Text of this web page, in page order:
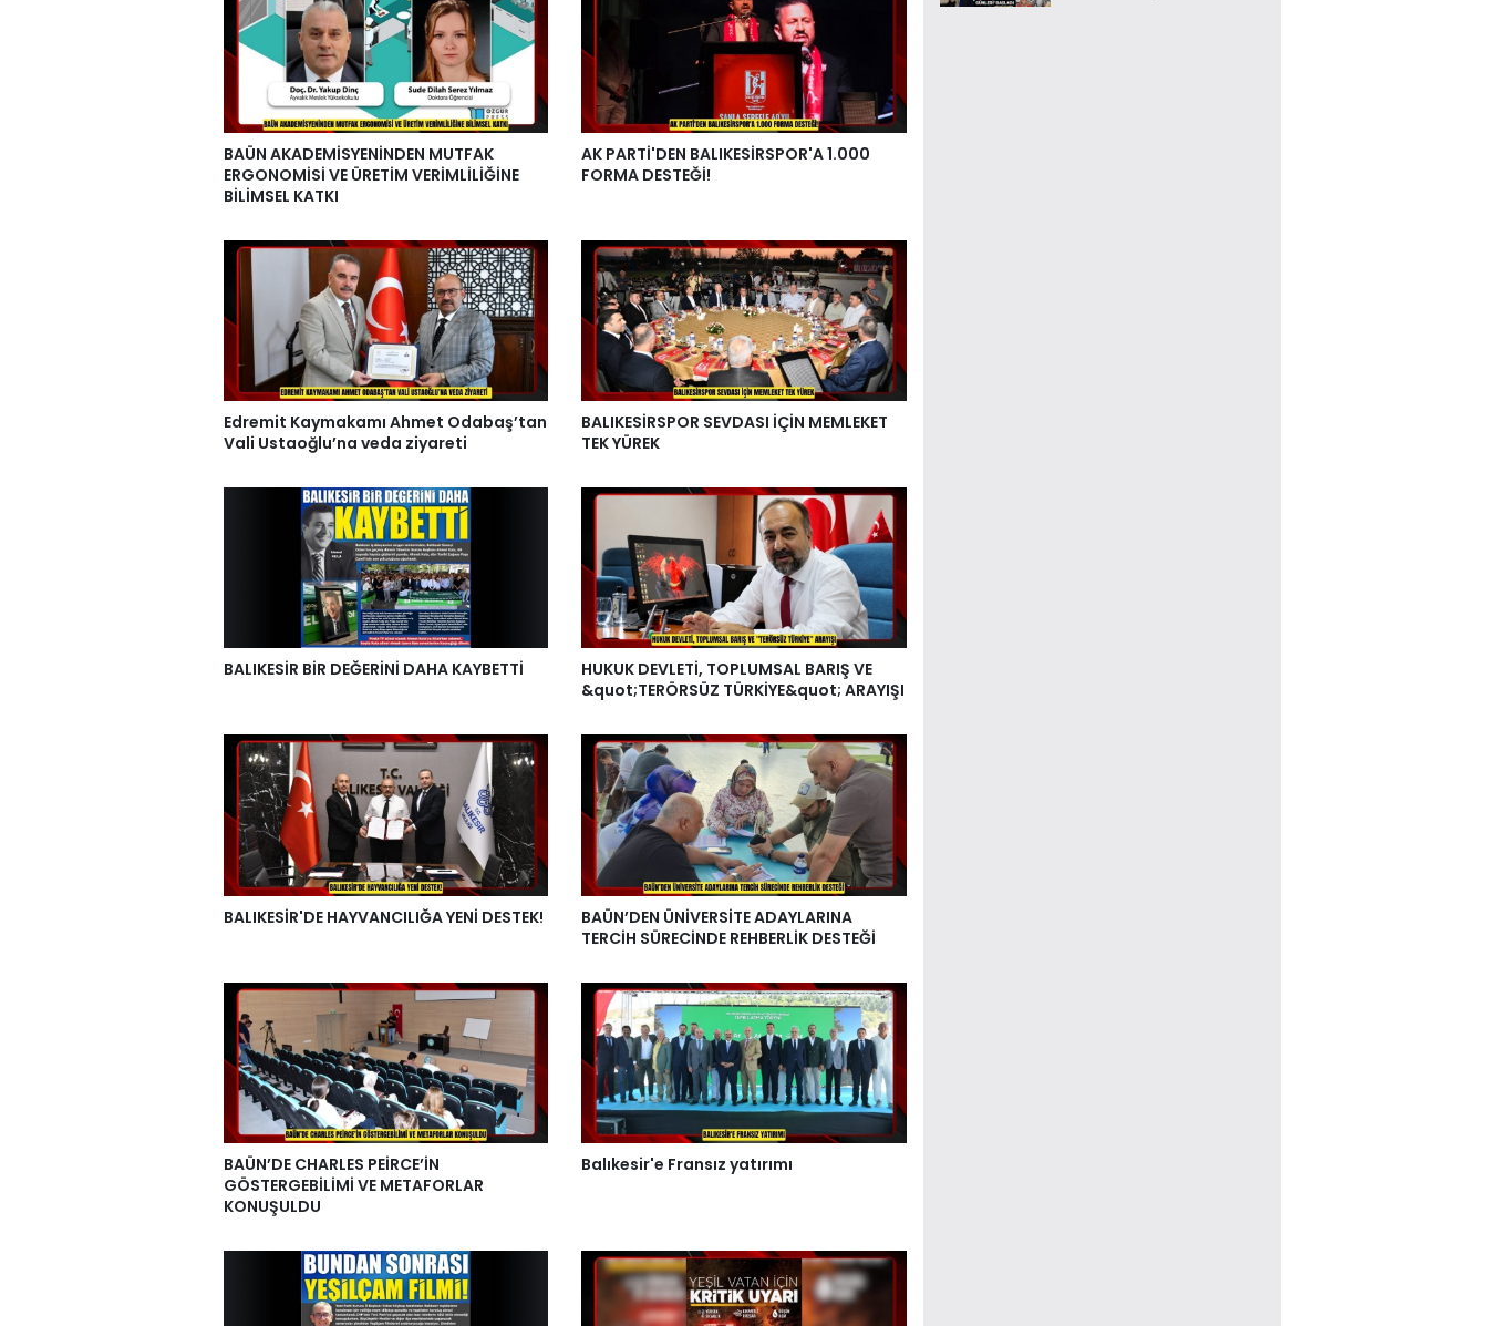
BAÜN AKADEMİSYENİNDEN MUTFAK
ERGONOMİSİ VE ÜRETİM VERİMLİLİĞİNE
BİLİMSEL KATKI
AK PARTİ'DEN BALIKESİRSPOR'A 1.000
FORMA DESTEĞİ!
Edremit Kaymakamı Ahmet Odabaş’tan
Vali Ustaoğlu’na veda ziyareti
BALIKESİRSPOR SEVDASI İÇİN MEMLEKET
TEK YÜREK
BALIKESİR BİR DEĞERİNİ DAHA KAYBETTİ
HUKUK DEVLETİ, TOPLUMSAL BARIŞ VE
&quot;TERÖRSÜZ TÜRKİYE&quot; ARAYIŞI
BALIKESİR'DE HAYVANCILIĞA YENİ DESTEK!
BAÜN’DEN ÜNİVERSİTE ADAYLARINA
TERCİH SÜRECİNDE REHBERLİK DESTEĞİ
BAÜN’DE CHARLES PEİRCE’İN
GÖSTERGEBİLİMİ VE METAFORLAR
KONUŞULDU
Balıkesir'e Fransız yatırımı